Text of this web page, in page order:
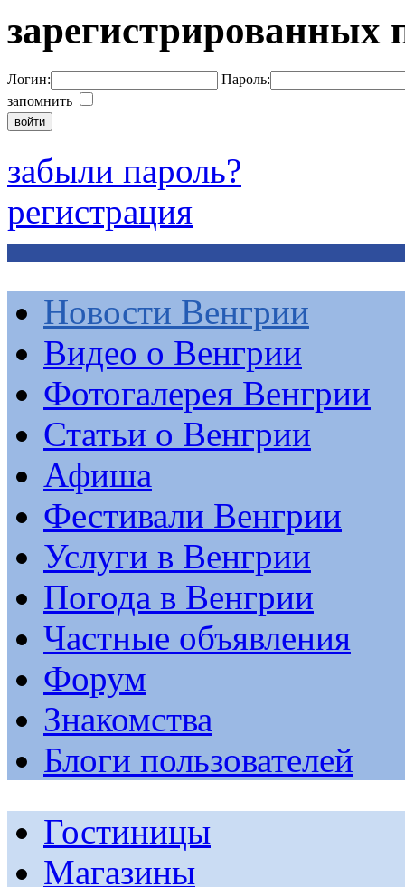
зарегистрированных
Логин:
Пароль:
запомнить
забыли пароль?
регистрация
Новости Венгрии
Видео о Венгрии
Фотогалерея Венгрии
Статьи о Венгрии
Афиша
Фестивали Венгрии
Услуги в Венгрии
Погода в Венгрии
Частные объявления
Форум
Знакомства
Блоги пользователей
Гостиницы
Магазины